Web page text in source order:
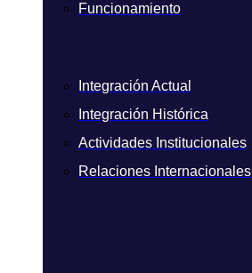
Funcionamiento
Integración Actual
Integración Histórica
Actividades Institucionales
Relaciones Internacionales